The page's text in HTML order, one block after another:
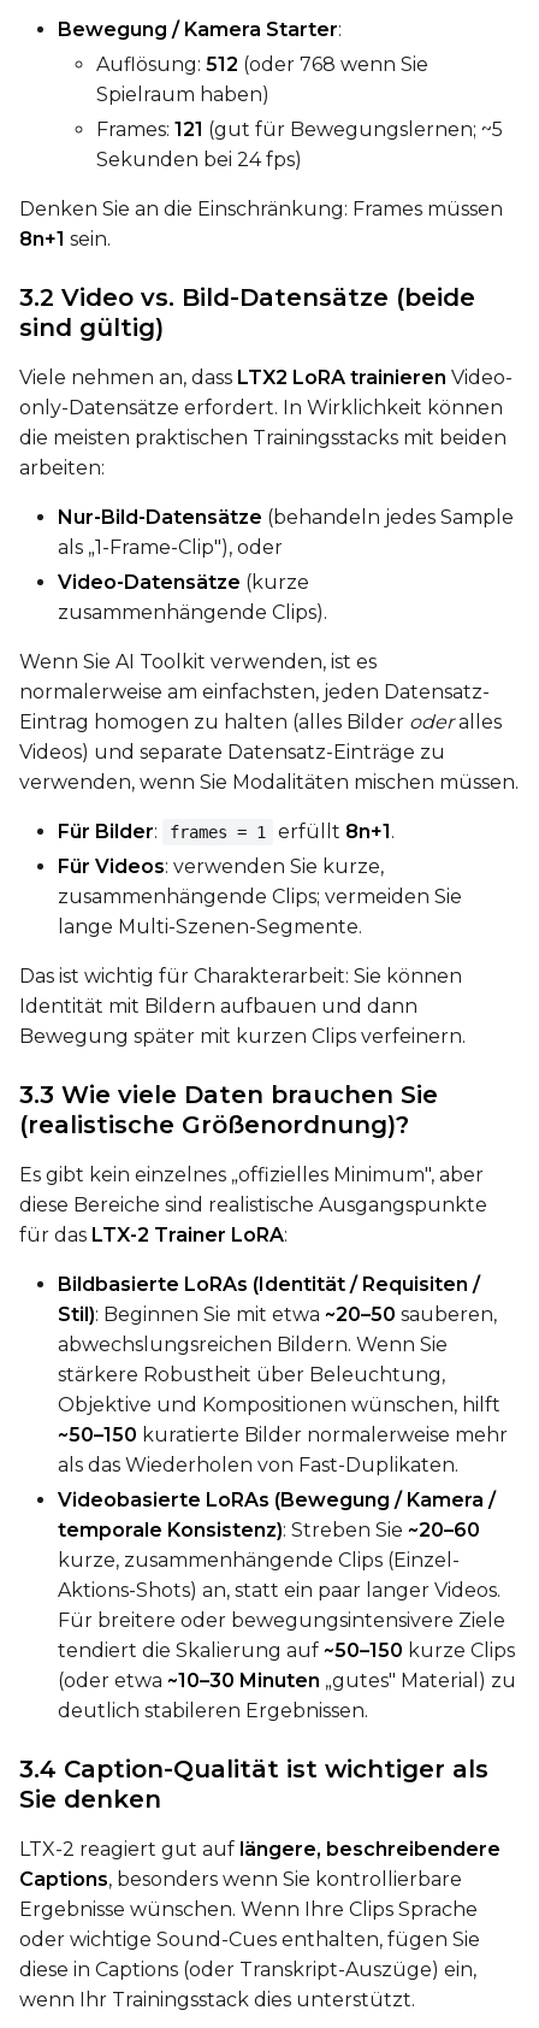
Guidance Scale
Height
FPS
Seed
ToggleWalk Seed
Walk Seed
Advanced Sampling
Toggle Force First
Force First Sample
ToggleDisable Sampling
Disable Sampling
Sample Prompts (10)
Prompt
Width
Height
Seed
LoRA Scale
Prompt
Width
Seed
LoRA Scale
Bewegung / Kamera Starter:
Auflösung: 512 (oder 768 wenn Sie
Spielraum haben)
Frames: 121 (gut für Bewegungslernen; ~5
Sekunden bei 24 fps)
Denken Sie an die Einschränkung: Frames müssen
8n+1 sein.
3.2 Video vs. Bild-Datensätze (beide
sind gültig)
Viele nehmen an, dass LTX2 LoRA trainieren Video-
only-Datensätze erfordert. In Wirklichkeit können
die meisten praktischen Trainingsstacks mit beiden
arbeiten:
Nur-Bild-Datensätze (behandeln jedes Sample
als „1-Frame-Clip"), oder
Video-Datensätze (kurze
zusammenhängende Clips).
Wenn Sie AI Toolkit verwenden, ist es
normalerweise am einfachsten, jeden Datensatz-
Eintrag homogen zu halten (alles Bilder oderalles
Videos) und separate Datensatz-Einträge zu
verwenden, wenn Sie Modalitäten mischen müssen.
Für Bilder: frames = 1 erfüllt 8n+1.
Für Videos: verwenden Sie kurze,
zusammenhängende Clips; vermeiden Sie
lange Multi-Szenen-Segmente.
Das ist wichtig für Charakterarbeit: Sie können
Identität mit Bildern aufbauen und dann
Bewegung später mit kurzen Clips verfeinern.
3.3 Wie viele Daten brauchen Sie
(realistische Größenordnung)?
Es gibt kein einzelnes „offizielles Minimum", aber
diese Bereiche sind realistische Ausgangspunkte
für das LTX-2 Trainer LoRA:
Bildbasierte LoRAs (Identität / Requisiten /
Stil): Beginnen Sie mit etwa ~20–50 sauberen,
abwechslungsreichen Bildern. Wenn Sie
stärkere Robustheit über Beleuchtung,
Objektive und Kompositionen wünschen, hilft
~50–150 kuratierte Bilder normalerweise mehr
als das Wiederholen von Fast-Duplikaten.
Videobasierte LoRAs (Bewegung / Kamera /
temporale Konsistenz): Streben Sie ~20–60
kurze, zusammenhängende Clips (Einzel-
Aktions-Shots) an, statt ein paar langer Videos.
Für breitere oder bewegungsintensivere Ziele
tendiert die Skalierung auf ~50–150 kurze Clips
(oder etwa ~10–30 Minuten „gutes" Material) zu
deutlich stabileren Ergebnissen.
3.4 Caption-Qualität ist wichtiger als
Sie denken
LTX-2 reagiert gut auf längere, beschreibendere
Captions, besonders wenn Sie kontrollierbare
Ergebnisse wünschen. Wenn Ihre Clips Sprache
oder wichtige Sound-Cues enthalten, fügen Sie
diese in Captions (oder Transkript-Auszüge) ein,
wenn Ihr Trainingsstack dies unterstützt.